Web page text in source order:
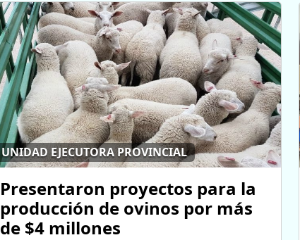
UNIDAD EJECUTORA PROVINCIAL
Presentaron proyectos para la
producción de ovinos por más
de $4 millones